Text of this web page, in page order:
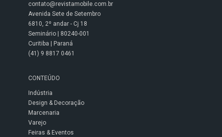
contato@revistamobile.com.br
Avenida Sete de Setembro
6810, 2º andar - Cj 18
Seminário | 80240-001
Curitiba | Paraná
(41) 9 8817 0461
CONTEÚDO
Indústria
Design & Decoração
Marcenaria
Varejo
Feiras & Eventos